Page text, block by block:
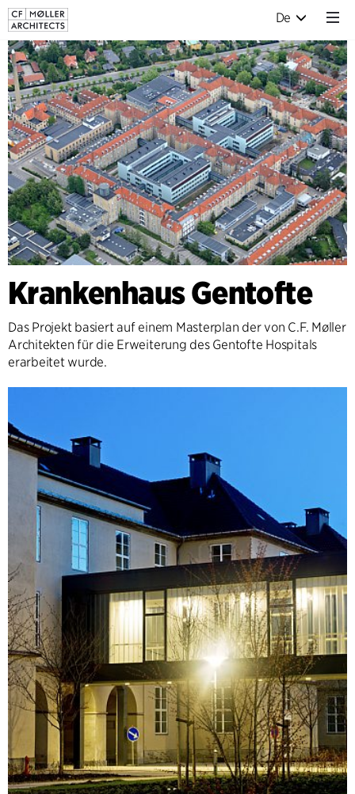
De
Krankenhaus Gentofte
Das Projekt basiert auf einem Masterplan der von C.F. Møller
Architekten für die Erweiterung des Gentofte Hospitals
erarbeitet wurde.